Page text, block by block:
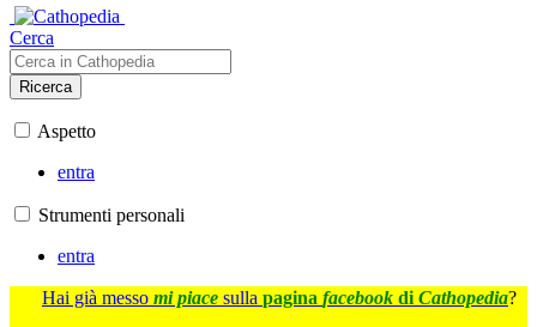
Cerca
Ricerca
Aspetto
entra
Strumenti personali
entra
Hai già messo mi piace sulla pagina facebook di Cathopedia?